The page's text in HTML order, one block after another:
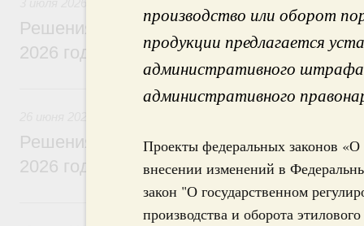
производство или оборот
продукции предлагается
административного
административного
Проекты федеральных законов «О
внесении изменений в
закон "О государственном
производства и оборота этилового
Решения, принятые на заседании
2026 года
26 июня, пятница
Решения, принятые на заседании
2026 года
12 июня, пятница